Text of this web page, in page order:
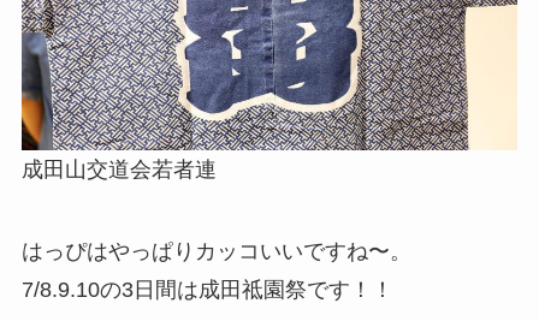
成田山交道会若者連
はっぴはやっぱりカッコいいですね〜。
7/8.9.10の3日間は成田祗園祭です！！